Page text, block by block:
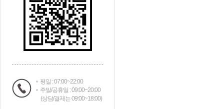
평일 : 07:00~22:00
주말/공휴일 : 09:00~20:00
(상담/결제는 09:00~18:00)